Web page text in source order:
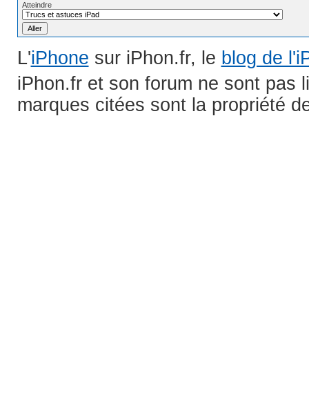
Atteindre
L'iPhone sur iPhon.fr, le blog de
iPhon.fr et son forum ne sont pas
marques citées sont la propriété